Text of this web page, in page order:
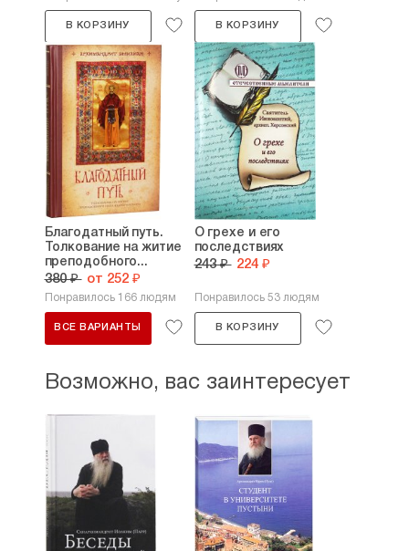
В КОРЗИНУ В КОРЗИНУ
Благодатный путь.
Толкование на житие
преподобного...
380 ₽ от 252 ₽
Понравилось 166 людям
ВСЕ ВАРИАНТЫ
О грехе и его
последствиях
243 ₽ 224 ₽
Понравилось 53 людям
В КОРЗИНУ
Возможно, вас заинтересует